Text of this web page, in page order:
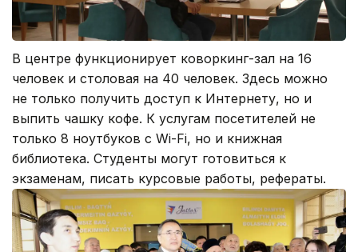
В центре функционирует коворкинг-зал на 16
человек и столовая на 40 человек. Здесь можно
не только получить доступ к Интернету, но и
выпить чашку кофе. К услугам посетителей не
только 8 ноутбуков с Wi-Fi, но и книжная
библиотека. Студенты могут готовиться к
экзаменам, писать курсовые работы, рефераты.